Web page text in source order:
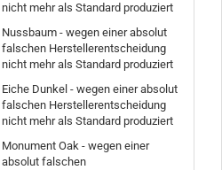
nicht mehr als Standard produziert
Nussbaum - wegen einer absolut
falschen Herstellerentscheidung
nicht mehr als Standard produziert
Eiche Dunkel - wegen einer absolut
falschen Herstellerentscheidung
nicht mehr als Standard produziert
Monument Oak - wegen einer
absolut falschen